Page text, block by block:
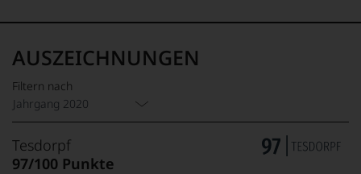
AUSZEICHNUNGEN
Filtern nach
Jahrgang 2020
Tesdorpf
97/100 Punkte